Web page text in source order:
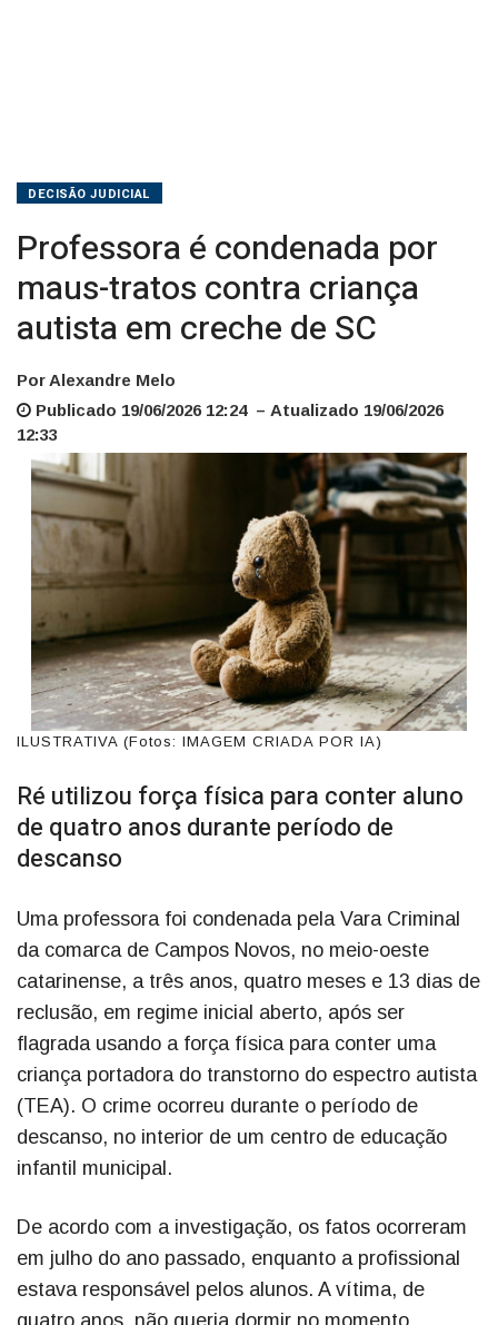
DECISÃO JUDICIAL
Professora é condenada por
maus-tratos contra criança
autista em creche de SC
Por Alexandre Melo
Publicado 19/06/2026 12:24 – Atualizado 19/06/2026
12:33
ILUSTRATIVA (Fotos: IMAGEM CRIADA POR IA)
Ré utilizou força física para conter aluno
de quatro anos durante período de
descanso
Uma professora foi condenada pela Vara Criminal
da comarca de Campos Novos, no meio-oeste
catarinense, a três anos, quatro meses e 13 dias de
reclusão, em regime inicial aberto, após ser
flagrada usando a força física para conter uma
criança portadora do transtorno do espectro autista
(TEA). O crime ocorreu durante o período de
descanso, no interior de um centro de educação
infantil municipal.
De acordo com a investigação, os fatos ocorreram
em julho do ano passado, enquanto a profissional
estava responsável pelos alunos. A vítima, de
quatro anos, não queria dormir no momento